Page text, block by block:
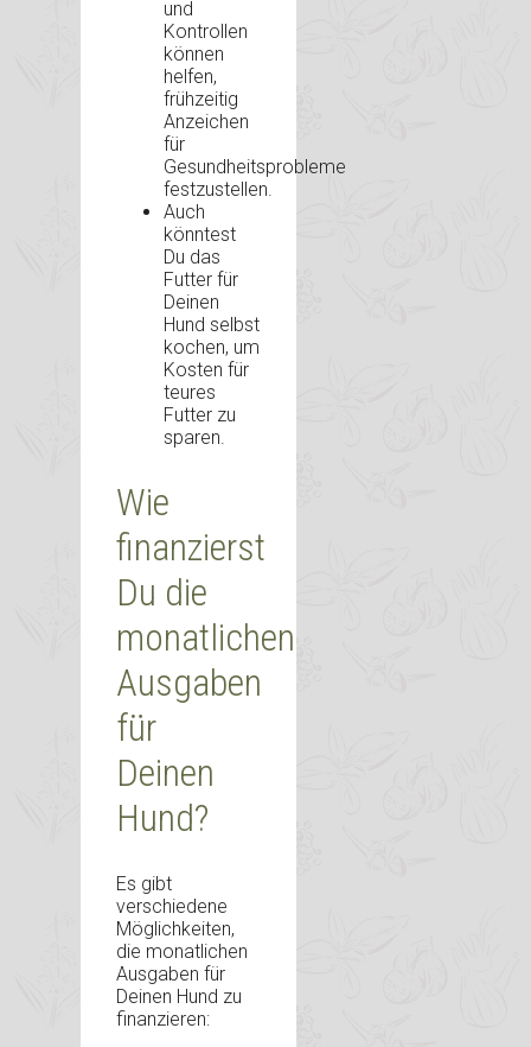
und
Kontrollen
können
helfen,
frühzeitig
Anzeichen
für
Gesundheitsprobleme
festzustellen.
Auch
könntest
Du das
Futter für
Deinen
Hund selbst
kochen, um
Kosten für
teures
Futter zu
sparen.
Wie
finanzierst
Du die
monatlichen
Ausgaben
für
Deinen
Hund?
Es gibt
verschiedene
Möglichkeiten,
die monatlichen
Ausgaben für
Deinen Hund zu
finanzieren: